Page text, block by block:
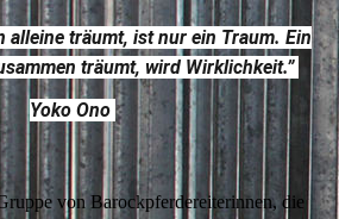
alleine träumt, ist nur ein Traum. Ein
träumt, wird Wirklichkeit.”
Yoko Ono
von Barockpferdereiterinnen, die